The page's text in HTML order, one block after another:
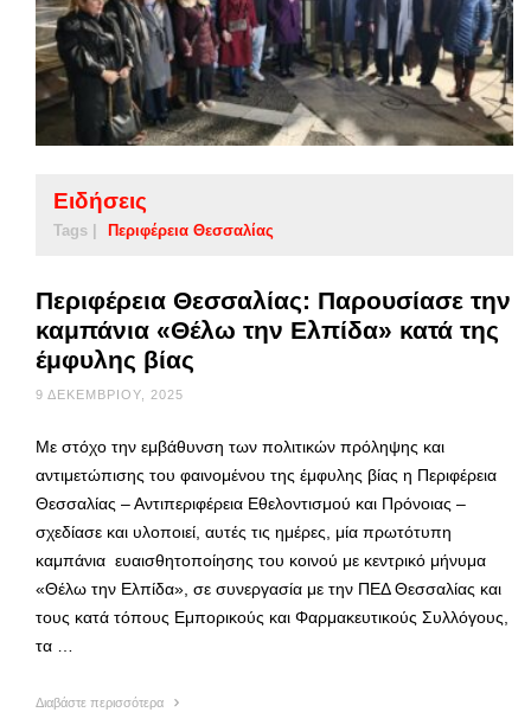
Ειδήσεις
Tags | Περιφέρεια Θεσσαλίας
Περιφέρεια Θεσσαλίας: Παρουσίασε την
καμπάνια «Θέλω την Ελπίδα» κατά της
έμφυλης βίας
9 ΔΕΚΕΜΒΡΊΟΥ, 2025
Με στόχο την εμβάθυνση των πολιτικών πρόληψης και
αντιμετώπισης του φαινομένου της έμφυλης βίας η Περιφέρεια
Θεσσαλίας – Αντιπεριφέρεια Εθελοντισμού και Πρόνοιας –
σχεδίασε και υλοποιεί, αυτές τις ημέρες, μία πρωτότυπη
καμπάνια ευαισθητοποίησης του κοινού με κεντρικό μήνυμα
«Θέλω την Ελπίδα», σε συνεργασία με την ΠΕΔ Θεσσαλίας και
τους κατά τόπους Εμπορικούς και Φαρμακευτικούς Συλλόγους,
τα …
Διαβάστε περισσότερα